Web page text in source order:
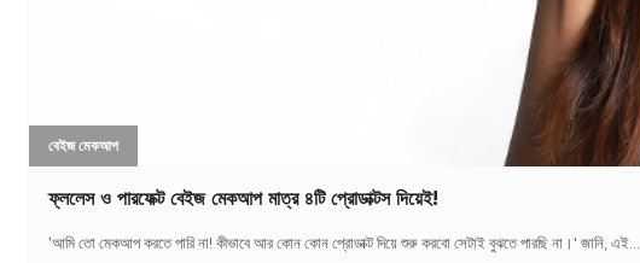
বেইজ মেকআপ
ফ্ললেস ও পারফেক্ট বেইজ মেকআপ মাত্র ৪টি প্রোডাক্টস দিয়েই!
‘আমি তো মেকআপ করতে পারি না! কীভাবে আর কোন কোন প্রোডাক্ট দিয়ে শুরু করবো সেটাই বুঝতে পারছি না।' জানি, এই...